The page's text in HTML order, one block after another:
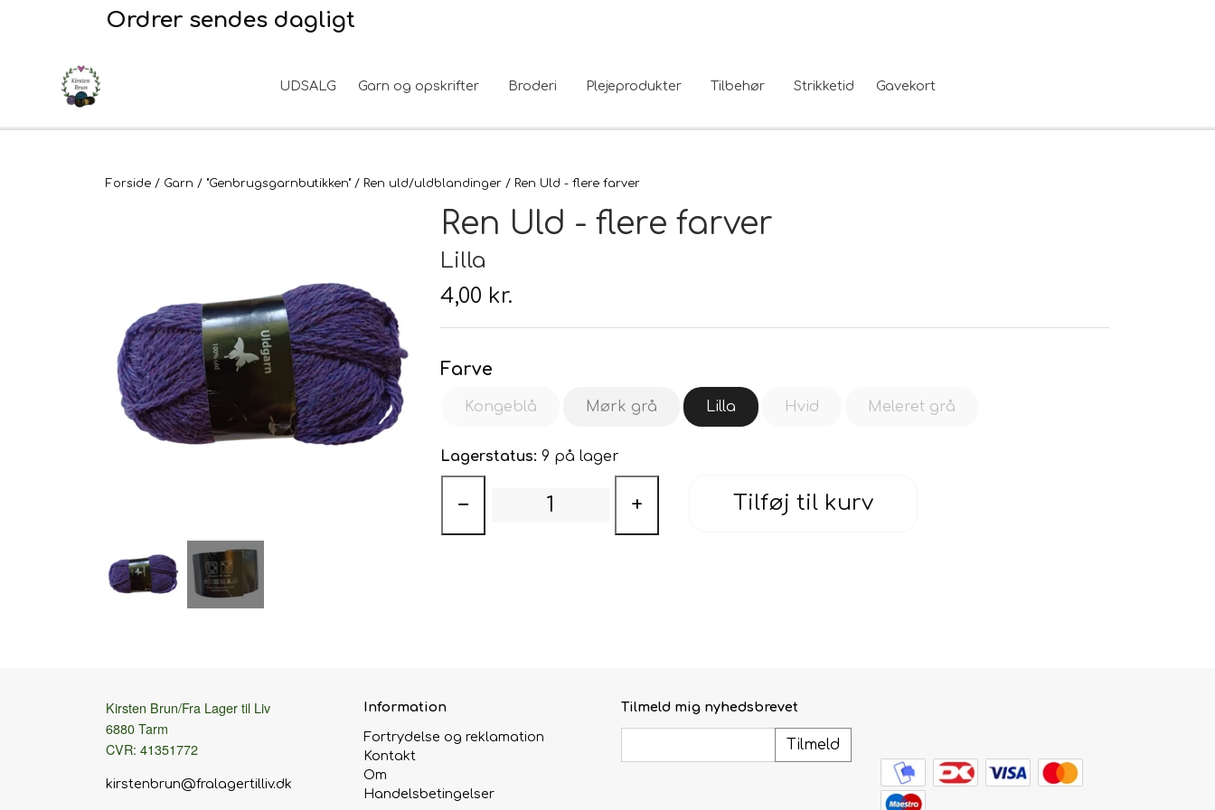
Ordrer sendes dagligt
UDSALG Garn og opskrifter Broderi
Stof til broderi
Plejeprodukter
Hudpleje
Tilbehør
Tyngdefyld af genbrugsplast
Strikketid Gavekort
Forside Garn "Genbrugsgarnbutikken" Ren uld/uldblandinger Ren Uld - flere farver
Ren Uld - flere farver
Lilla
4,00 kr.
Farve
Kongeblå Mørk grå Lilla Hvid Meleret grå
Lagerstatus: 9 på lager
− + Tilføj til kurv
Kirsten Brun/Fra Lager til Liv
6880 Tarm
CVR: 41351772
kirstenbrun@fralagertilliv.dk
Information
Fortrydelse og reklamation
Kontakt
Om
Handelsbetingelser
Tilmeld mig nyhedsbrevet
Tilmeld